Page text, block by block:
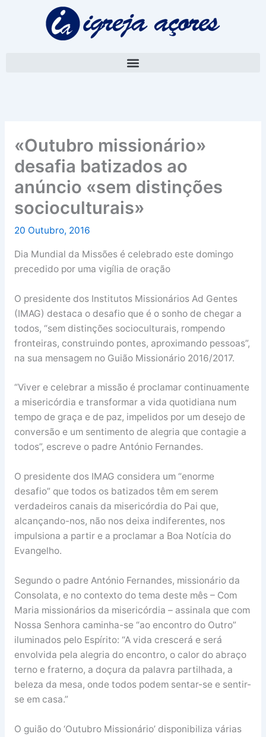
«Outubro missionário»
desafia batizados ao
anúncio «sem distinções
socioculturais»
20 Outubro, 2016
Dia Mundial da Missões é celebrado este domingo
precedido por uma vigília de oração
O presidente dos Institutos Missionários Ad Gentes
(IMAG) destaca o desafio que é o sonho de chegar a
todos, “sem distinções socioculturais, rompendo
fronteiras, construindo pontes, aproximando pessoas”,
na sua mensagem no Guião Missionário 2016/2017.
“Viver e celebrar a missão é proclamar continuamente
a misericórdia e transformar a vida quotidiana num
tempo de graça e de paz, impelidos por um desejo de
conversão e um sentimento de alegria que contagie a
todos”, escreve o padre António Fernandes.
O presidente dos IMAG considera um “enorme
desafio” que todos os batizados têm em serem
verdadeiros canais da misericórdia do Pai que,
alcançando-nos, não nos deixa indiferentes, nos
impulsiona a partir e a proclamar a Boa Notícia do
Evangelho.
Segundo o padre António Fernandes, missionário da
Consolata, e no contexto do tema deste mês – Com
Maria missionários da misericórdia – assinala que com
Nossa Senhora caminha-se “ao encontro do Outro”
iluminados pelo Espírito: “A vida crescerá e será
envolvida pela alegria do encontro, o calor do abraço
terno e fraterno, a doçura da palavra partilhada, a
beleza da mesa, onde todos podem sentar-se e sentir-
se em casa.”
O guião do ‘Outubro Missionário’ disponibiliza várias